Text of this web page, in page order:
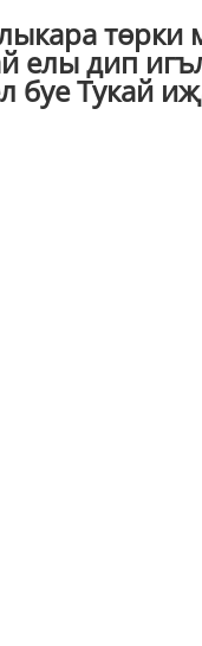
төрки
елы дип
буе Тукай